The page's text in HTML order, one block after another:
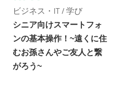
ビジネス・IT / 学び
シニア向けスマートフォ
ンの基本操作！~遠くに住
むお孫さんやご友人と繋
がろう~